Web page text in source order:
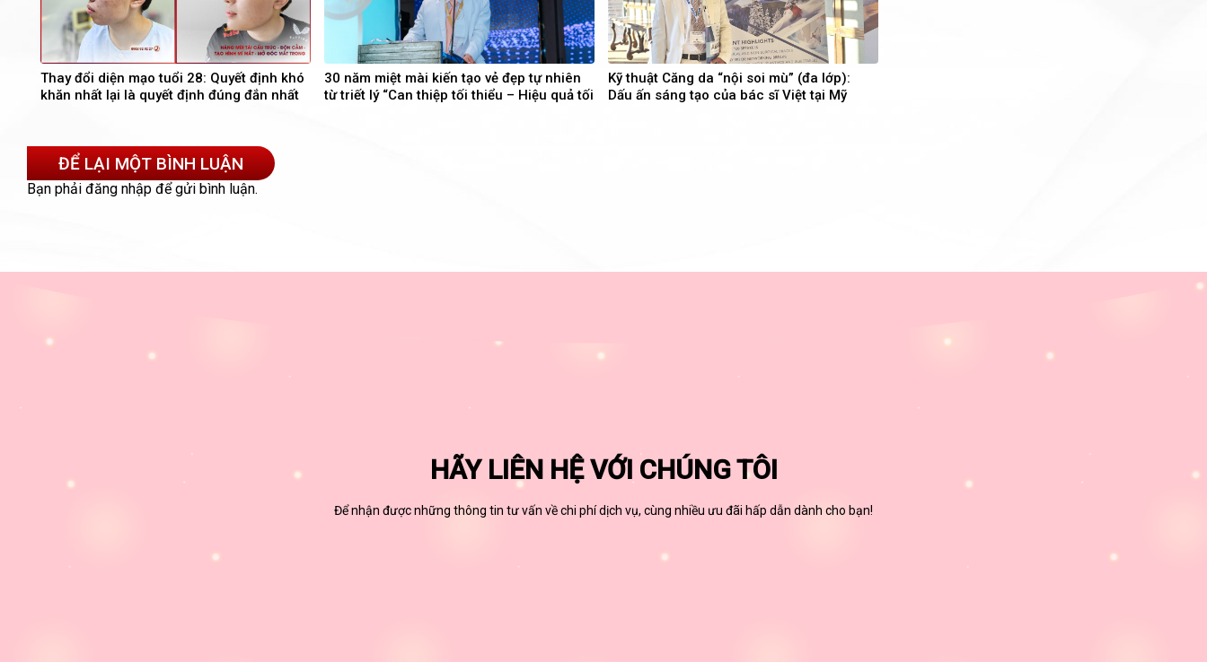
Thay đổi diện mạo tuổi 28: Quyết định khó
khăn nhất lại là quyết định đúng đắn nhất
30 năm miệt mài kiến tạo vẻ đẹp tự nhiên
từ triết lý “Can thiệp tối thiểu – Hiệu quả tối
Kỹ thuật Căng da “nội soi mù” (đa lớp):
Dấu ấn sáng tạo của bác sĩ Việt tại Mỹ
ĐỂ LẠI MỘT BÌNH LUẬN
Bạn phải đăng nhập để gửi bình luận.
HÃY LIÊN HỆ VỚI CHÚNG TÔI
Để nhận được những thông tin tư vấn về chi phí dịch vụ, cùng nhiều ưu đãi hấp dẫn dành cho bạn!